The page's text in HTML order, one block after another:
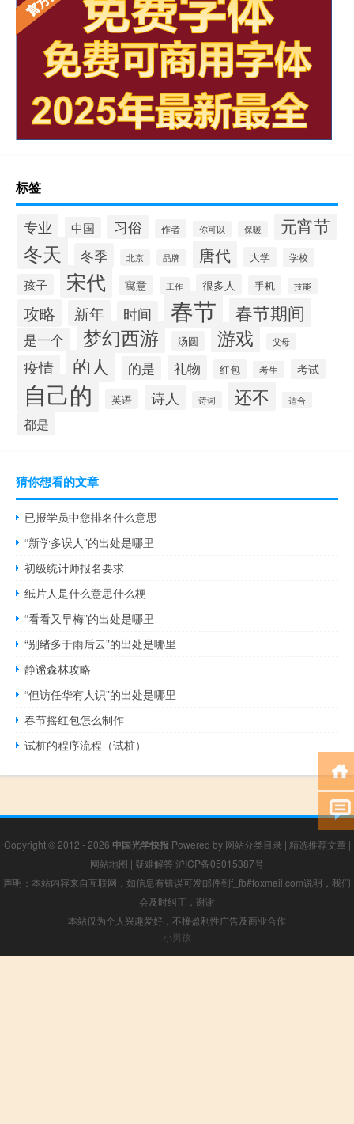
标签
专业 中国 习俗 作者 你可以 保暖 元宵节
冬天 冬季 北京 品牌 唐代 大学 学校
孩子 宋代 寓意 工作 很多人 手机 技能
攻略 新年 时间 春节 春节期间
是一个 梦幻西游 汤圆 游戏 父母
疫情 的人 的是 礼物 红包 考生 考试
自己的 英语 诗人 诗词 还不 适合
都是
猜你想看的文章
已报学员中您排名什么意思
“新学多误人”的出处是哪里
初级统计师报名要求
纸片人是什么意思什么梗
“看看又早梅”的出处是哪里
“别绪多于雨后云”的出处是哪里
静谧森林攻略
“但访任华有人识”的出处是哪里
春节摇红包怎么制作
试桩的程序流程（试桩）
Copyright © 2012 - 2026 中国光学快报 Powered by 网站分类目录 | 精选推荐文章 |
网站地图 | 疑难解答 沪ICP备05015387号
声明：本站内容来自互联网，如信息有错误可发邮件到f_fb#foxmail.com说明，我们
会及时纠正，谢谢
本站仅为个人兴趣爱好，不接盈利性广告及商业合作
小男孩